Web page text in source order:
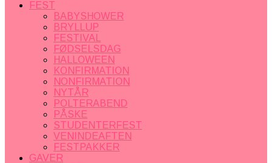
FEST
BABYSHOWER
BRYLLUP
FESTIVAL
FØDSELSDAG
HALLOWEEN
KONFIRMATION
NONFIRMATION
NYTÅR
POLTERABEND
PÅSKE
STUDENTERFEST
VENINDEAFTEN
FESTPAKKER
GAVER